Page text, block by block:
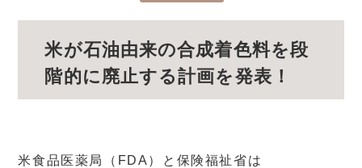
米が石油由来の合成着色料を段
階的に廃止する計画を発表！
米食品医薬局（FDA）と保険福祉省は